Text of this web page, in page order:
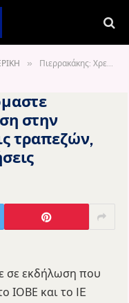
» Πιερρακάκης: Χρειαζόμαστε περισσότερη ενοποίηση στην Ευρώπη, συγχωνεύσεις τραπεζών, μεγαλύτερες επιχειρήσεις
στην
τραπεζών,
σε εκδήλωση που
ΙΟΒΕ και το IE